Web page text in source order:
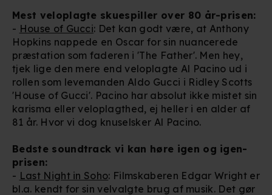
Mest veloplagte skuespiller over 80 år-prisen:
- House of Gucci: Det kan godt være, at Anthony
Hopkins nappede en Oscar for sin nuancerede
præstation som faderen i 'The Father'. Men hey,
tjek lige den mere end veloplagte Al Pacino ud i
rollen som levemanden Aldo Gucci i Ridley Scotts
'House of Gucci'. Pacino har absolut ikke mistet sin
karisma eller veloplagthed, ej heller i en alder af
81 år. Hvor vi dog knuselsker Al Pacino.
Bedste soundtrack vi kan høre igen og igen-
prisen:
- Last Night in Soho: Filmskaberen Edgar Wright er
bl.a. kendt for sin velvalgte brug af musik. Det gør